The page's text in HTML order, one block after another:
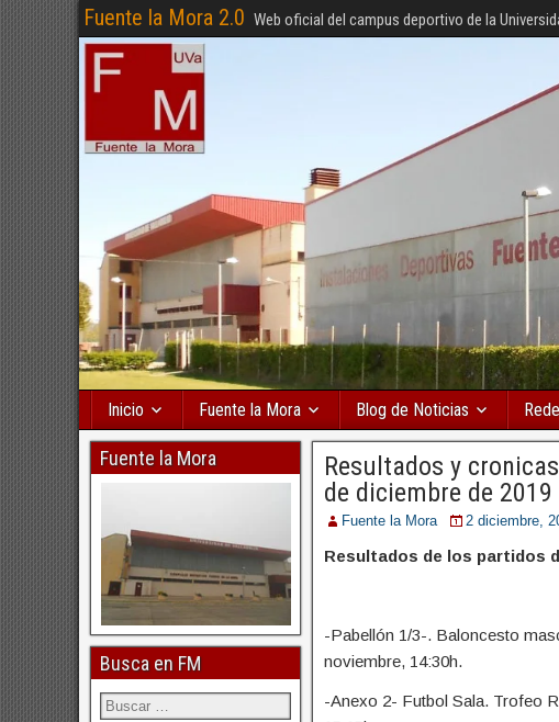
Fuente la Mora 2.0 Web oficial del campus deportivo de la
Inicio Fuente la Mora Blog de Noticias
Resultados y
de diciembre de 2019
Fuente la Mora 2 diciembre,
Resultados de los partidos
-Pabellón 1/3-. Baloncesto
noviembre, 14:30h.
-Anexo 2- Futbol Sala. Trofeo
Fuente la Mora
Busca en FM